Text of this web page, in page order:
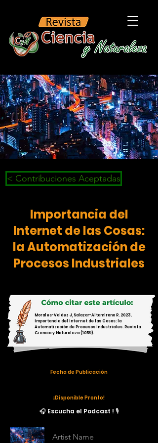
< Contribuciones Aceptadas
Importancia del
Internet de las Cosas:
la Automatización de
Procesos Industriales
Morales-Valdez J, Salazar-Altamirano R. 2023.
Importancia del Internet de las Cosas: la
Automatización de Procesos Industriales. Revista
Ciencia y Naturaleza (1059).
Fecha de Publicación
¡Disponible Pronto!
🎧 Escucha el Podcast ! 🎙️
Artist Name